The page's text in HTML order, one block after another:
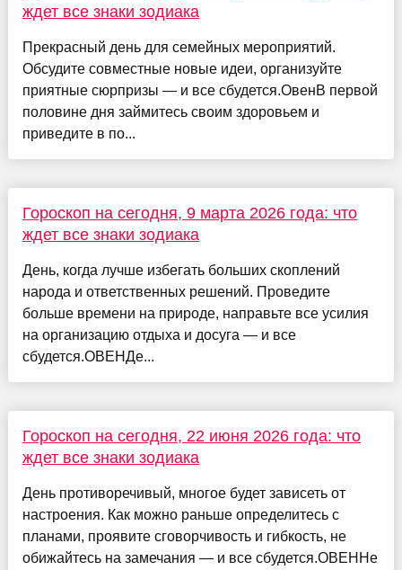
ждет все знаки зодиака
Прекрасный день для семейных мероприятий.
Обсудите совместные новые идеи, организуйте
приятные сюрпризы — и все сбудется.ОвенВ первой
половине дня займитесь своим здоровьем и
приведите в по...
Гороскоп на сегодня, 9 марта 2026 года: что
ждет все знаки зодиака
День, когда лучше избегать больших скоплений
народа и ответственных решений. Проведите
больше времени на природе, направьте все усилия
на организацию отдыха и досуга — и все
сбудется.ОВЕНДе...
Гороскоп на сегодня, 22 июня 2026 года: что
ждет все знаки зодиака
День противоречивый, многое будет зависеть от
настроения. Как можно раньше определитесь с
планами, проявите сговорчивость и гибкость, не
обижайтесь на замечания — и все сбудется.ОВЕННе